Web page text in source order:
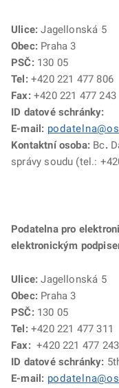
Ulice:Jagellonská 5
Obec: Praha 3
PSČ: 130 05
Tel: +420 221 477 806
Fax: +420 221 477 243
ID datové schránky:
E-mail:
Kontaktní osoba: Bc.
správy soudu (tel.:
Podatelna pro
elektronickým
Ulice:Jagellonská 5
Obec: Praha 3
PSČ: 130 05
Tel: +420 221 477 311
Fax:+420 221 477 243
ID datové schránky:
E-mail: